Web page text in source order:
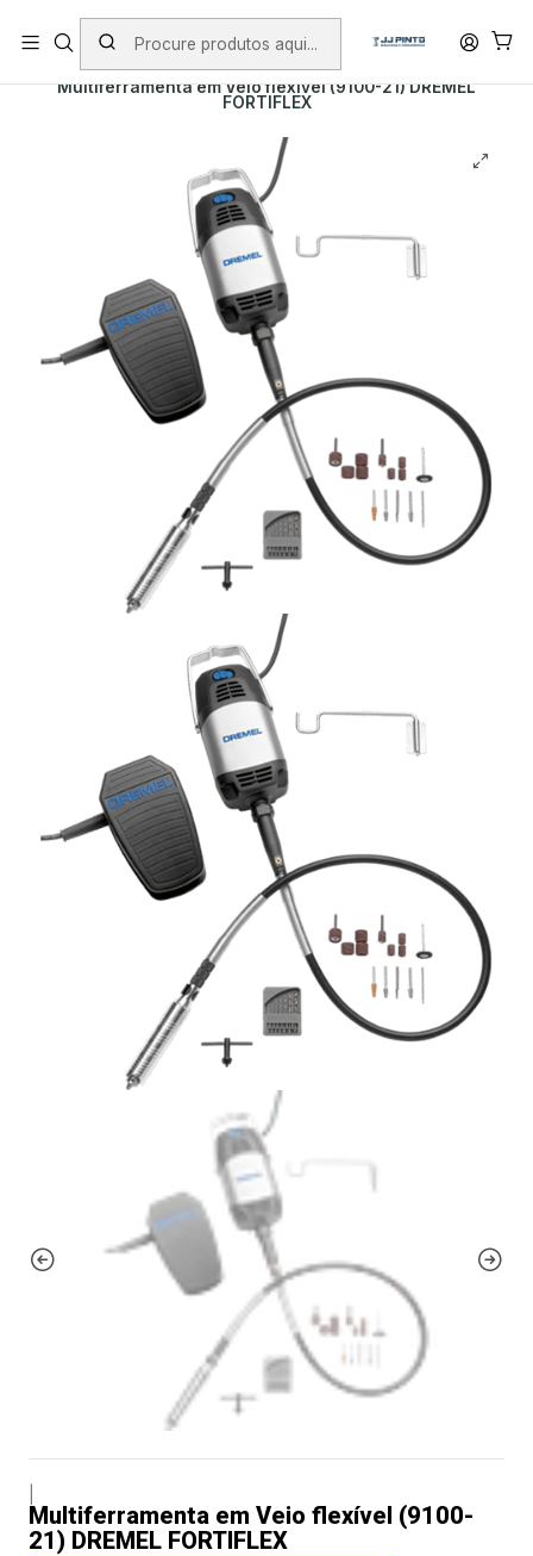
PORTES INCLUÍDOS EM ENCOMENDAS +75€ (excepto ilhas)
Início PRODUTOS
DREMEL
Multiferramenta em Veio flexível (9100-21) DREMEL
FORTIFLEX
Multiferramenta em Veio flexível (9100-
21) DREMEL FORTIFLEX